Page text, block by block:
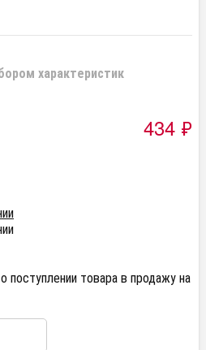
характеристик
434 ₽
поступлении товара в продажу на